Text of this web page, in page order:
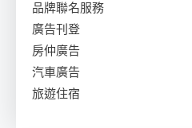
品牌聯名服務
廣告刊登
房仲廣告
汽車廣告
旅遊住宿